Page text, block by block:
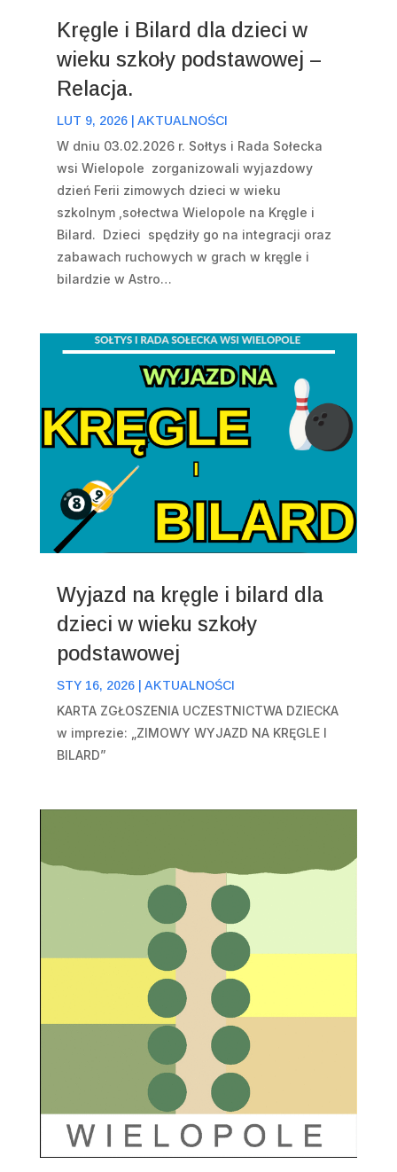
Kręgle i Bilard dla dzieci w
wieku szkoły podstawowej –
Relacja.
LUT 9, 2026| AKTUALNOŚCI
W dniu 03.02.2026 r. Sołtys i Rada Sołecka
wsi Wielopole zorganizowali wyjazdowy
dzień Ferii zimowych dzieci w wieku
szkolnym ,sołectwa Wielopole na Kręgle i
Bilard. Dzieci spędziły go na integracji oraz
zabawach ruchowych w grach w kręgle i
bilardzie w Astro…
Wyjazd na kręgle i bilard dla
dzieci w wieku szkoły
podstawowej
STY 16, 2026| AKTUALNOŚCI
KARTA ZGŁOSZENIA UCZESTNICTWA DZIEСКА
w imprezie: „ZIMOWY WYJAZD NA KRĘGLE I
BILARD”